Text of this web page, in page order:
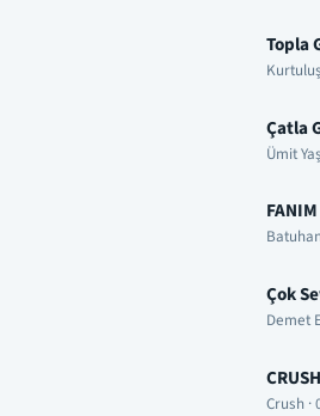
Topla
Çatla
Ümit
Çok
Demet
Crush ·